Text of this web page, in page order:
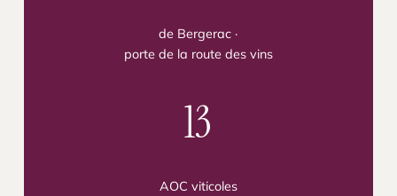
de Bergerac ·
porte de la route des vins
13
AOC viticoles